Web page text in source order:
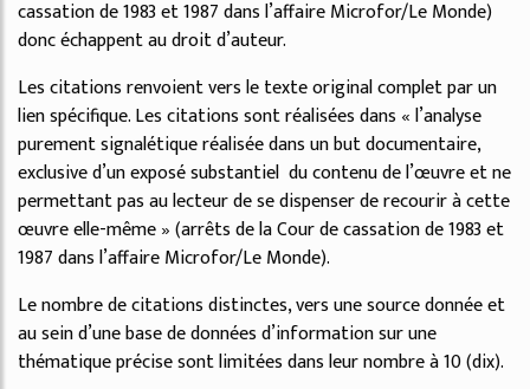
cassation de 1983 et 1987 dans l’affaire Microfor/Le Monde)
donc échappent au droit d’auteur.
Les citations renvoient vers le texte original complet par un
lien spécifique. Les citations sont réalisées dans « l’analyse
purement signalétique réalisée dans un but documentaire,
exclusive d’un exposé substantiel du contenu de l’œuvre et ne
permettant pas au lecteur de se dispenser de recourir à cette
œuvre elle-même » (arrêts de la Cour de cassation de 1983 et
1987 dans l’affaire Microfor/Le Monde).
Le nombre de citations distinctes, vers une source donnée et
au sein d’une base de données d’information sur une
thématique précise sont limitées dans leur nombre à 10 (dix).